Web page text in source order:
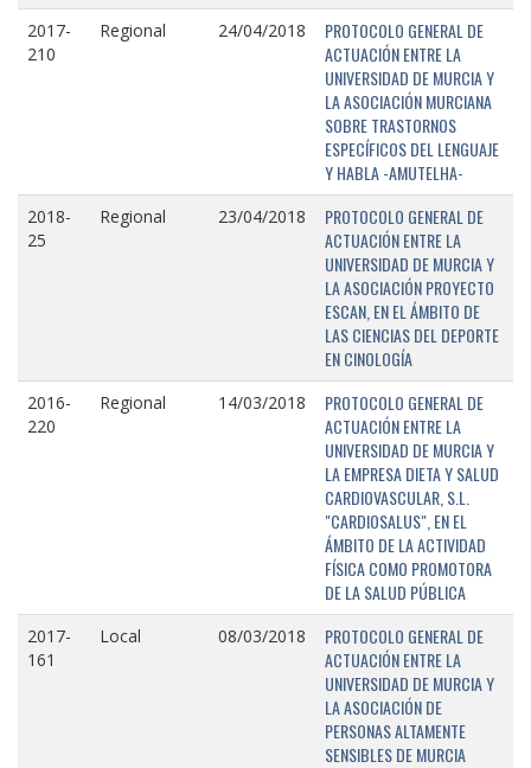
2017-
210
Regional 24/04/2018
PROTOCOLO GENERAL DE
ACTUACIÓN ENTRE LA
UNIVERSIDAD DE MURCIA Y
LA ASOCIACIÓN MURCIANA
SOBRE TRASTORNOS
ESPECÍFICOS DEL LENGUAJE
Y HABLA -AMUTELHA-
2018-
25
Regional 23/04/2018
PROTOCOLO GENERAL DE
ACTUACIÓN ENTRE LA
UNIVERSIDAD DE MURCIA Y
LA ASOCIACIÓN PROYECTO
ESCAN, EN EL ÁMBITO DE
LAS CIENCIAS DEL DEPORTE
EN CINOLOGÍA
2016-
220
Regional 14/03/2018
PROTOCOLO GENERAL DE
ACTUACIÓN ENTRE LA
UNIVERSIDAD DE MURCIA Y
LA EMPRESA DIETA Y SALUD
CARDIOVASCULAR, S.L.
"CARDIOSALUS", EN EL
ÁMBITO DE LA ACTIVIDAD
FÍSICA COMO PROMOTORA
DE LA SALUD PÚBLICA
2017-
161
Local 08/03/2018
PROTOCOLO GENERAL DE
ACTUACIÓN ENTRE LA
UNIVERSIDAD DE MURCIA Y
LA ASOCIACIÓN DE
PERSONAS ALTAMENTE
SENSIBLES DE MURCIA